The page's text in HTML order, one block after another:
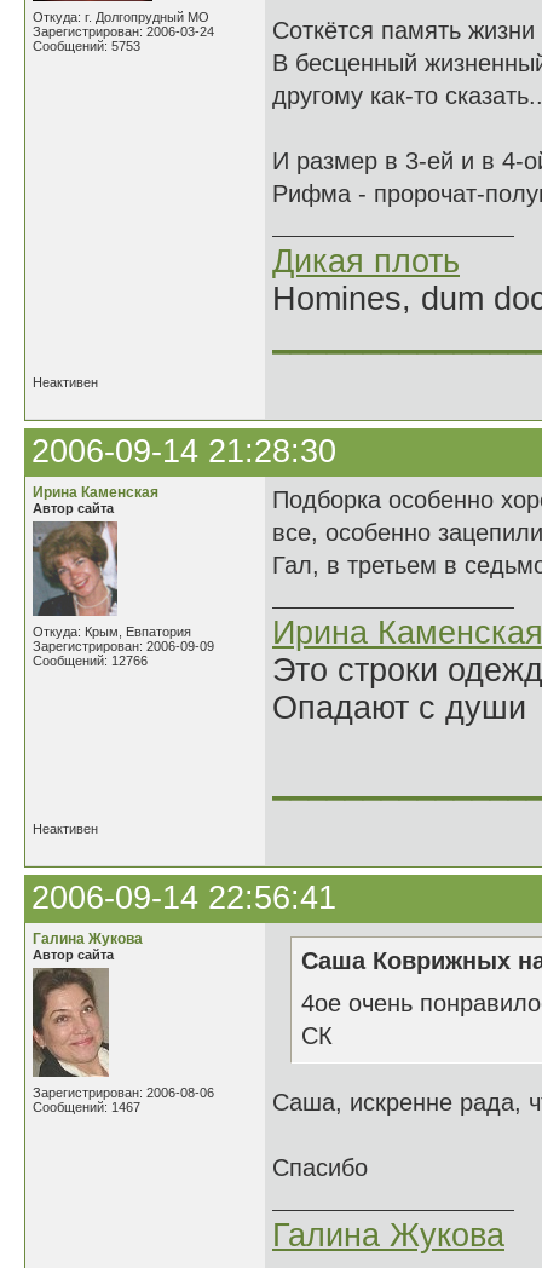
Откуда: г. Долгопрудный МО
Зарегистрирован: 2006-03-24
Сообщений: 5753
Соткётся память
В бесценный
другому как-то
И размер в 3-ей и в 4-
Рифма - пророчат-
Дикая плоть
Homines, dum
Неактивен
2006-09-14 21:28:30
Ирина Каменская
Автор сайта
Откуда: Крым, Евпатория
Зарегистрирован: 2006-09-09
Сообщений: 12766
Подборка особенно
все, особенно
Гал, в третьем в
Ирина Каменская
Это строки
Опадают с души
Неактивен
2006-09-14 22:56:41
Галина Жукова
Автор сайта
Зарегистрирован: 2006-08-06
Сообщений: 1467
Саша Коврижных
4ое очень
СК
Саша, искренне рада,
Спасибо
Галина Жукова